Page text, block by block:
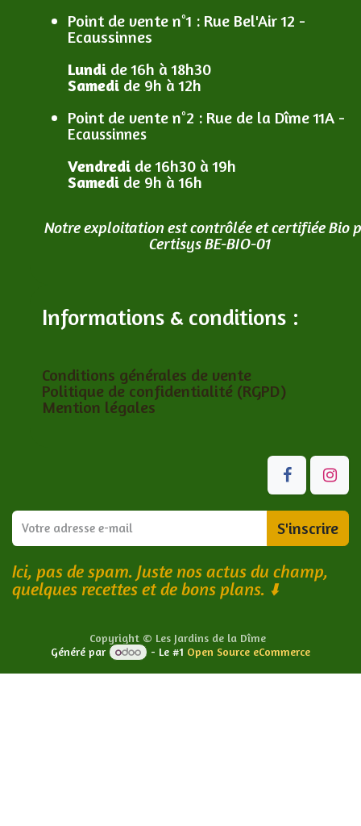
Point de vente n°1 : Rue Bel'Air 12 -
Ecaussinnes
Lundi de 16h à 18h30
Samedi de 9h à 12h
Point de vente n°2 : Rue de la Dîme 11A -
Ecaussinnes
Vendredi de 16h30 à 19h
Samedi de 9h à 16h
Notre exploitation est contrôlée et certifiée Bio
Certisys BE-BIO-01
Informations & conditions :
Conditions générales de vente
Politique de confidentialité (RGPD)
Mention légales
S'inscrire
Ici, pas de spam. Juste nos actus du champ,
quelques recettes et de bons plans. ⬇️
Copyright © Les Jardins de la Dîme
Généré par
- Le #1 Open Source eCommerce